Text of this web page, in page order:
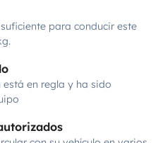
para conducir este
está en regla y ha sido